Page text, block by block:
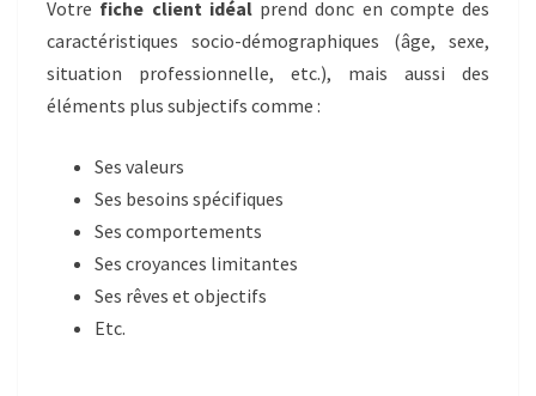
Votre fiche client idéalprend donc en compte des
caractéristiques socio-démographiques (âge, sexe,
situation professionnelle, etc.), mais aussi des
éléments plus subjectifs comme :
Ses valeurs
Ses besoins spécifiques
Ses comportements
Ses croyances limitantes
Ses rêves et objectifs
Etc.